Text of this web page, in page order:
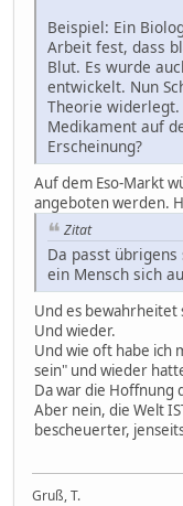
Beispiel: Ein
Arbeit fest, dass
Blut. Es wurde
entwickelt. Nun
Theorie
Medikament auf
Erscheinung?
Auf dem Eso-Markt
angeboten werden.
Zitat
Da passt
ein Mensch sich
Und es bewahrheitet
Und wieder.
Und wie oft habe ich
sein" und wieder
Da war die Hoffnung
Aber nein, die Welt
bescheuerter,
Gruß, T.